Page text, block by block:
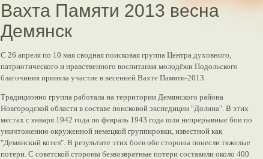
Вахта Памяти 2013 весна
Демянск
С 26 апреля по 10 мая сводная поисковая группа Центра духовного,
патриотического и нравственного воспитания молодёжи Подольского
благочиния приняла участие в весенней Вахте Памяти-2013.
Традиционно группа работала на территории Демянского района
Новгородской области в составе поисковой экспедиции "Долина". В этих
местах с января 1942 года по февраль 1943 года шли непрерывные бои по
уничтожению окруженной немецкой группировки, известной как
"Демянский котел". В результате этих боев обе стороны понесли тяжелые
потери. С советской стороны безвозвратные потери составили около 400